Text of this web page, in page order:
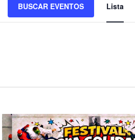
BUSCAR EVENTOS Lista